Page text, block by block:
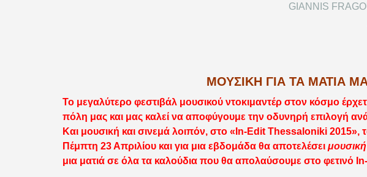
GIANNIS
ΜΟΥΣΙΚΗ ΓΙΑ ΤΑ ΜΑΤΙΑ
Το μεγαλύτερο φεστιβάλ μουσικού ντοκιμαντέρ στον κόσμο
πόλη μας και μας καλεί να αποφύγουμε την οδυνηρή επιλογή
Και μουσική και σινεμά λοιπόν, στο «In-Edit Thessaloniki 2015»,
Πέμπτη 23 Απριλίου και για μια εβδομάδα θα αποτελέσει
μια ματιά σε όλα τα καλούδια που θα απολαύσουμε στο φετινό